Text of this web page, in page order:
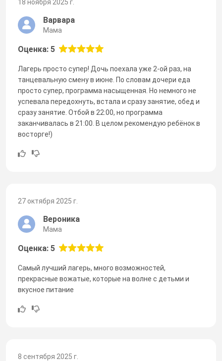
18 ноября 2025 г.
Варвара
Мама
Оценка: 5
Лагерь просто супер! Дочь поехала уже 2-ой раз, на
танцевальную смену в июне. По словам дочери еда
просто супер, программа насыщенная. Но немного не
успевала передохнуть, встала и сразу занятие, обед и
сразу занятие. Отбой в 22:00, но программа
заканчивалась в 21:00. В целом рекомендую ребёнок в
восторге!)
27 октября 2025 г.
Вероника
Мама
Оценка: 5
Самый лучший лагерь, много возможностей,
прекрасные вожатые, которые на волне с детьми и
вкусное питание
8 сентября 2025 г.